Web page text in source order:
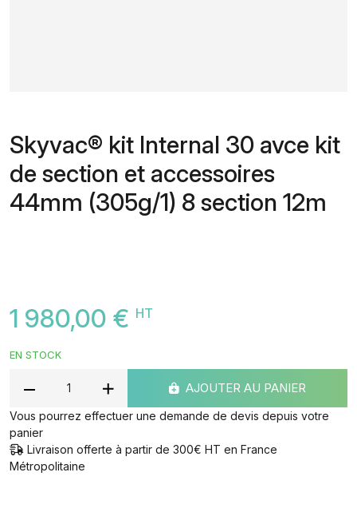
Skyvac® kit Internal 30 avce kit
de section et accessoires
44mm (305g/1) 8 section 12m
1 980,00 € HT
EN STOCK
AJOUTER AU PANIER
Vous pourrez effectuer une demande de devis depuis votre
panier
Livraison offerte à partir de 300€ HT en France
Métropolitaine